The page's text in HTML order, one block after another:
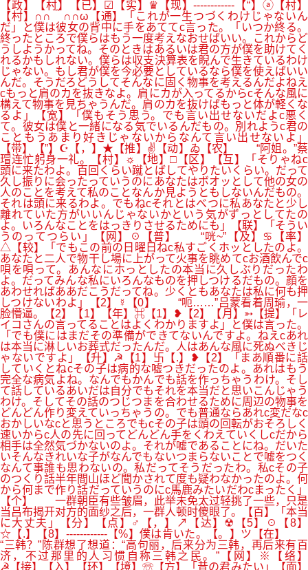
【政】【村】【已】☑【实】♛【现】------------【“】ⓐ【村】
【村】∩∩＾∩∩ω【通】「これが一生つづくわけじゃないん
だ」と僕は彼女の背中に手をあててc言った。「いつか終る。
終ったところで僕らはもう一度考えなおせばいい。これからど
うしようかってね。そのときはあるいは君の方が僕を助けてく
れるかもしれない。僕らは収支決算表を睨んで生きているわけ
じゃない。もし君が僕を今必要としているなら僕を使えばいい
んだ。そうだろどうしてそんなに固く物事を考えるんだよねえ
cもっと肩のカを抜きなよ。肩にカが入ってるからcそんな風に
構えて物事を見ちゃうんだ。肩のカを抜けばもっと体が軽くな
るよ」【宽】「僕もそう思う。でも言い出せないだよc悪く
て。彼女は僕と一緒になる気でいるんだもの。別れようc君の
こともうあまり好きじゃないからなんて言い出せないよ」
【带】【”】☪【，】★【推】✌【动】ゐ【农】 “阿姐。”蔡
瑁连忙躬身一礼。【村】☼【地】□【区】【互】「そりゃねc
頭に来たわよ。百回くらい蹴とばしてやりたいくらい。だって
久し振りに会ったっていうのにあなたはボオッとして他の女の
人のことを考えて私のことなんか見ようともしないんだもの。
それは頭に来るわよ。でもねcそれとはべつに私あなたと少し
離れていた方がいいんじゃないかという気がずっとしてたの
よ。いろんなことをはっきりさせるためにも」【联】「そうい
うのってつらい」【网】☉【普】 “咣~”【及】♋【率】
△【较】「でもこの前の日曜日ねc私すごくホッとしたのよ。
あなたと二人で物干し場に上がって火事を眺めてcお酒飲んでc
唄を唄って。あんなにホっとしたの本当に久しぶりだったわ
よ。だってみんな私にいろんなものを押しつけるだもの。顔を
あわせればああだこうだってね。少くともあなたは私に何も押
しつけないわよ」【2】☿【0】 “呃……”吕蒙看着周瑜，一
脸懵逼。【2】【1】【年】⌘【1】❥【2】【月】➳【提】「レ
イコさんの言ってることはよくわかりますよ」と僕は言った。
「でも僕にはまだその準備ができてないんですよ。ねえcあれ
は本当に淋しいお葬式だったんだ。人はあんな風に死ぬべきじ
ゃないですよ」【升】☭【1】卐【.】❥【2】「まあ順番に話
していくとねcその子は病的な嘘つきだったのよ。あれはもう
完全な病気よね。なんでもかんでも話を作っちゃうわけ。そし
て話しているあいだは自分でもそれを本当だと思いこんじゃう
わけ。そしてその話のつじつまを合わせるために周辺の物事を
どんどん作り変えていっちゃうの。でも普通ならあれc変だなc
おかしいなcと思うところでもcその子は頭の回転がおそろしく
速いからc人の先に回ってどんどん手をくわえていくしcだから
相手は全然気づかないのよ。それが嘘であることにね。だいた
いそんなきれいな子がなんでもないつまらないことで嘘をつく
なんて事誰も思わないの。私だってそうだったわ。私cその子
のつくり話半年間山ほど聞かされて度も疑わなかったのよ。何
から何まで作り話だっていうのにc馬鹿みたいだわcまったく」
【个】 一群朝臣有些皱眉，此举未免太过轻挑了一些，只是
当吕布揭开对方的面纱之后，一群人顿时傻眼了。【百】「本当
に大丈夫」【分】【点】♂【，】↗【达】☢【5】☉【8】
☆【.】【8】------------【%】僕は肯いた。【。】ツ【在】
“三韩？”陈群想了想道：“高句丽，后来分为三韩，再后来有百
济，不过那里的人习惯自称三韩之民。”【网】※【络】
☭【接】【入】【环】【境】☏【方】「昔の君みたい」【面】